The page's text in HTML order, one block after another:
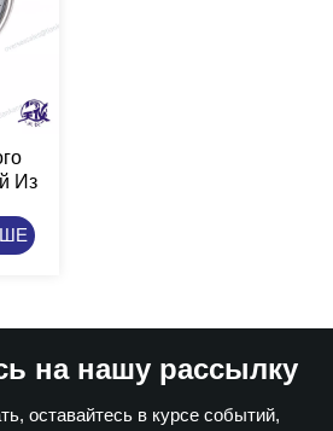
Из
на нашу рассылку
оставайтесь в курсе событий,